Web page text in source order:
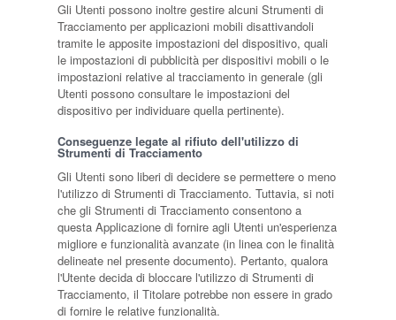
Gli Utenti possono inoltre gestire alcuni Strumenti di
Tracciamento per applicazioni mobili disattivandoli
tramite le apposite impostazioni del dispositivo, quali
le impostazioni di pubblicità per dispositivi mobili o le
impostazioni relative al tracciamento in generale (gli
Utenti possono consultare le impostazioni del
dispositivo per individuare quella pertinente).
Conseguenze legate al rifiuto dell'utilizzo di
Strumenti di Tracciamento
Gli Utenti sono liberi di decidere se permettere o meno
l'utilizzo di Strumenti di Tracciamento. Tuttavia, si noti
che gli Strumenti di Tracciamento consentono a
questa Applicazione di fornire agli Utenti un'esperienza
migliore e funzionalità avanzate (in linea con le finalità
delineate nel presente documento). Pertanto, qualora
l'Utente decida di bloccare l'utilizzo di Strumenti di
Tracciamento, il Titolare potrebbe non essere in grado
di fornire le relative funzionalità.